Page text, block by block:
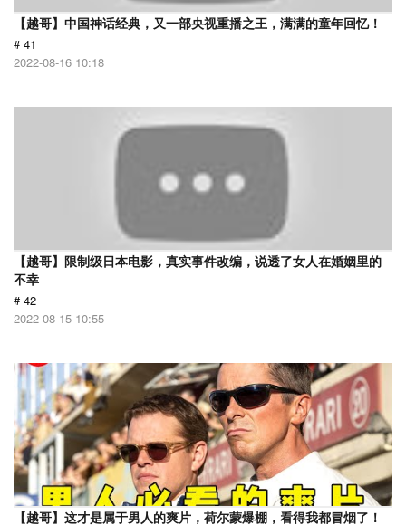
【越哥】中国神话经典，又一部央视重播之王，满满的童年回忆！
# 41
2022-08-16 10:18
【越哥】限制级日本电影，真实事件改编，说透了女人在婚姻里的
不幸
# 42
2022-08-15 10:55
【越哥】这才是属于男人的爽片，荷尔蒙爆棚，看得我都冒烟了！